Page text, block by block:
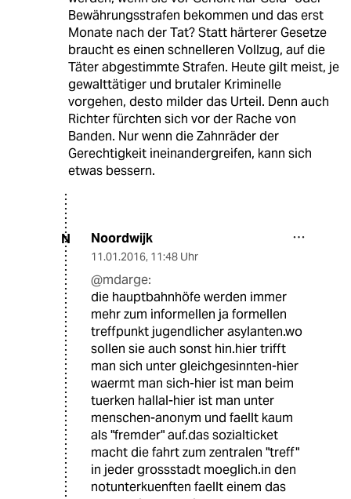
Bewährungsstrafen bekommen und das erst
Monate nach der Tat? Statt härterer Gesetze
braucht es einen schnelleren Vollzug, auf die
Täter abgestimmte Strafen. Heute gilt meist, je
gewalttätiger und brutaler Kriminelle
vorgehen, desto milder das Urteil. Denn auch
Richter fürchten sich vor der Rache von
Banden. Nur wenn die Zahnräder der
Gerechtigkeit ineinandergreifen, kann sich
etwas bessern.
N Noordwijk
11.01.2016, 11:48 Uhr
@mdarge:
die hauptbahnhöfe werden immer
mehr zum informellen ja formellen
treffpunkt jugendlicher asylanten.wo
sollen sie auch sonst hin.hier trifft
man sich unter gleichgesinnten-hier
waermt man sich-hier ist man beim
tuerken hallal-hier ist man unter
menschen-anonym und faellt kaum
als "fremder" auf.das sozialticket
macht die fahrt zum zentralen "treff"
in jeder grossstadt moeglich.in den
notunterkuenften faellt einem das